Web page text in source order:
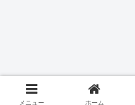
メニュー ホーム